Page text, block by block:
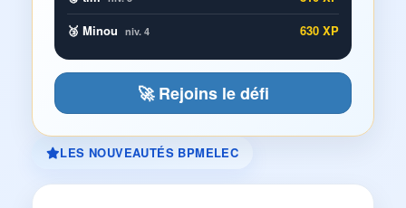
🥉 Minou niv. 4 630 XP
🚀 Rejoins le défi
LES NOUVEAUTÉS BPMELEC